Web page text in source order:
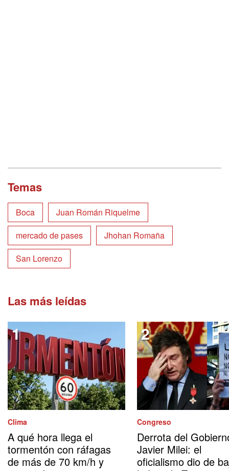
Temas
Boca
Juan Román Riquelme
mercado de pases
Jhohan Romaña
San Lorenzo
Las más leídas
Clima
A qué hora llega el
tormentón con ráfagas
de más de 70 km/h y
Congreso
Derrota del
Javier Milei: el
oficialismo dio de